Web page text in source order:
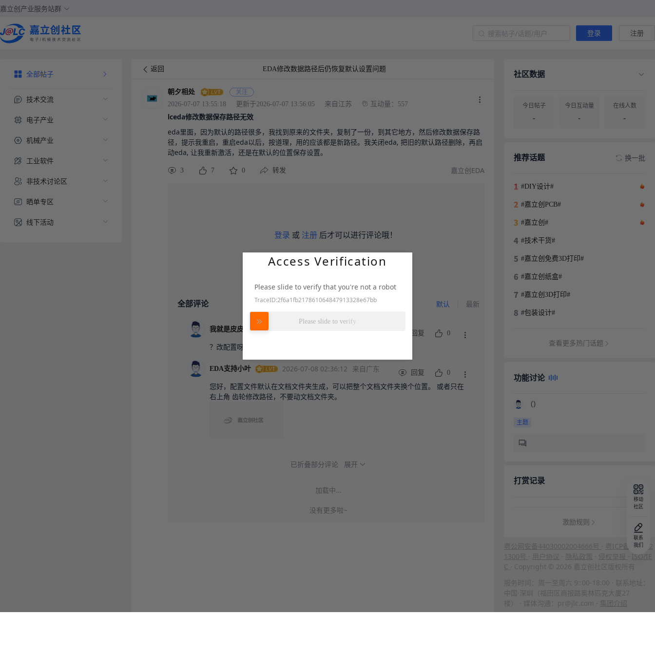
嘉立创产业服务站群
登录 注册
全部帖子
技术交流
电子产业
机械产业
工业软件
非技术讨论区
晒单专区
线下活动
返回 EDA修改数据路径后仍恢复默认设置问题
朝夕相处 关注
2026-07-07 13:55:18 更新于2026-07-07 13:56:05 来自江苏 互动量：557
lceda修改数据保存路径无效
eda里面，因为默认的路径很多，我找到原来的文件夹，复制了一份，到其它地方，然后修改数据保存路
径，提示我重启，重启eda以后，按道理，用的应该都是新路径。我关闭eda, 把旧的默认路径删除，再启
动eda, 让我重新激活，还是在默认的位置保存设置。
3 7 0 转发 嘉立创EDA
登录 或 注册 后才可以进行评论哦！
全部评论 默认 最新
我就是皮皮虾 回复 0
？改配置呀，软件又不知道你把文件放哪里了，不要动文件夹
EDA支持小叶 2026-07-08 02:36:12 来自广东 回复 0
您好，配置文件默认在文档文件夹生成，可以把整个文档文件夹换个位置。 或者只在
右上角 齿轮修改路径，不要动文档文件夹。
已折叠部分评论 展开
加载中...
没有更多啦~
社区数据
今日帖子
-
今日互动量
-
在线人数
-
-
推荐话题 换一批
#DIY设计#
#嘉立创PCB#
#嘉立创#
#技术干货#
#嘉立创免费3D打印#
#嘉立创纸盒#
#嘉立创3D打印#
#包装设计#
查看更多热门话题
功能讨论
（）
主题
打赏记录
激励规则
粤公网安备44030002004666号
粤ICP备202312
1300号
用户协议 隐私政策 侵权举报
ISO/IE
C
· Copyright © 2026 嘉立创社区版权所有
服务时间：周一至周六 9::00-18:00 · 联系地址：
中国·深圳（福田区商报路奥林匹克大厦27
楼） · 媒体沟通：pr@jlc.com · 集团介绍
移动
社区
联系
我们
Access Verification
Please slide to verify that you're not a robot
TraceID:2f6a1fb217861064847913328e67bb
Please slide to verify